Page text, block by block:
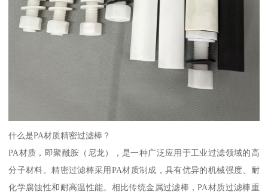
什么是PA材质精密过滤棒？
PA材质，即聚酰胺（尼龙），是一种广泛应用于工业过滤领域的高
分子材料。精密过滤棒采用PA材质制成，具有优异的机械强度、耐
化学腐蚀性和耐高温性能。相比传统金属过滤棒，PA材质过滤棒重